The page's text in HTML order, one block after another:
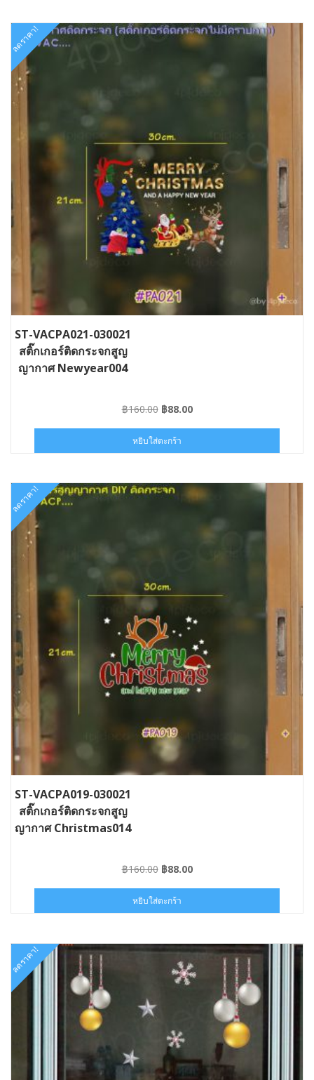
ลดราคา!
ST-VACPA021-030021
สติ๊กเกอร์ติดกระจกสูญ
ญากาศ Newyear004
฿160.00 Original
was:
฿160.00.
฿88.00Current
฿88.00.
หยิบใส่ตะกร้า
ลดราคา!
ST-VACPA019-030021
สติ๊กเกอร์ติดกระจกสูญ
ญากาศ Christmas014
฿160.00 Original
was:
฿160.00.
฿88.00Current
฿88.00.
หยิบใส่ตะกร้า
ลดราคา!